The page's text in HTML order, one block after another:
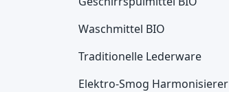
Waschmittel BIO
Traditionelle Lederware
Elektro-Smog Harmonisierer